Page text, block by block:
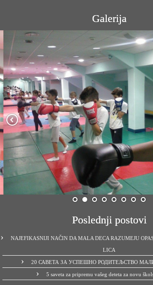
Galerija
Poslednji postovi
NAJEFIKASNIJI NAČIN DA MALA DECA RAZUMEJU
LICA
20 САВЕТА ЗА УСПЕШНО РОДИТЕЉСТВО
5 saveta za pripremu vašeg deteta za novu